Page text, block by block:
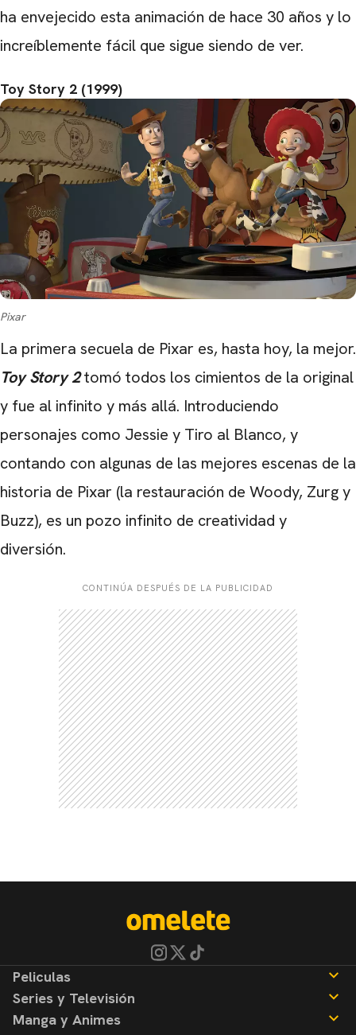
ha envejecido esta animación de hace 30 años y lo
increíblemente fácil que sigue siendo de ver.
Toy Story 2 (1999)
Pixar
La primera secuela de Pixar es, hasta hoy, la mejor.
Toy Story 2tomó todos los cimientos de la original
y fue al infinito y más allá. Introduciendo
personajes como Jessie y Tiro al Blanco, y
contando con algunas de las mejores escenas de la
historia de Pixar (la restauración de Woody, Zurg y
Buzz), es un pozo infinito de creatividad y
diversión.
CONTINÚA DESPUÉS DE LA PUBLICIDAD
Peliculas
Reseñas
Series y Televisión
Noticias
Manga y Animes